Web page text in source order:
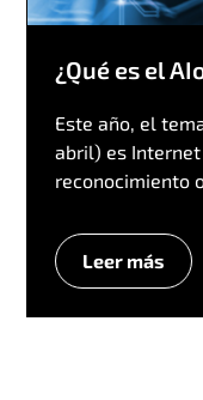
¿Qué es el
Este año, el
abril) es
reconocimiento
Leer más